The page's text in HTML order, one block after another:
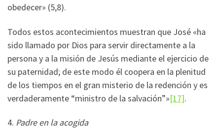
obedecer» (5,8).
Todos estos acontecimientos muestran que José «ha
sido llamado por Dios para servir directamente a la
persona y a la misión de Jesús mediante el ejercicio de
su paternidad; de este modo él coopera en la plenitud
de los tiempos en el gran misterio de la redención y es
verdaderamente “ministro de la salvación”»[17].
4. Padre en la acogida